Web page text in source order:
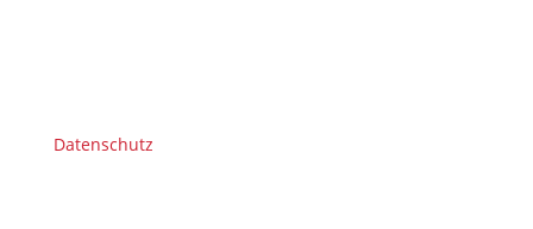
Datenschutz